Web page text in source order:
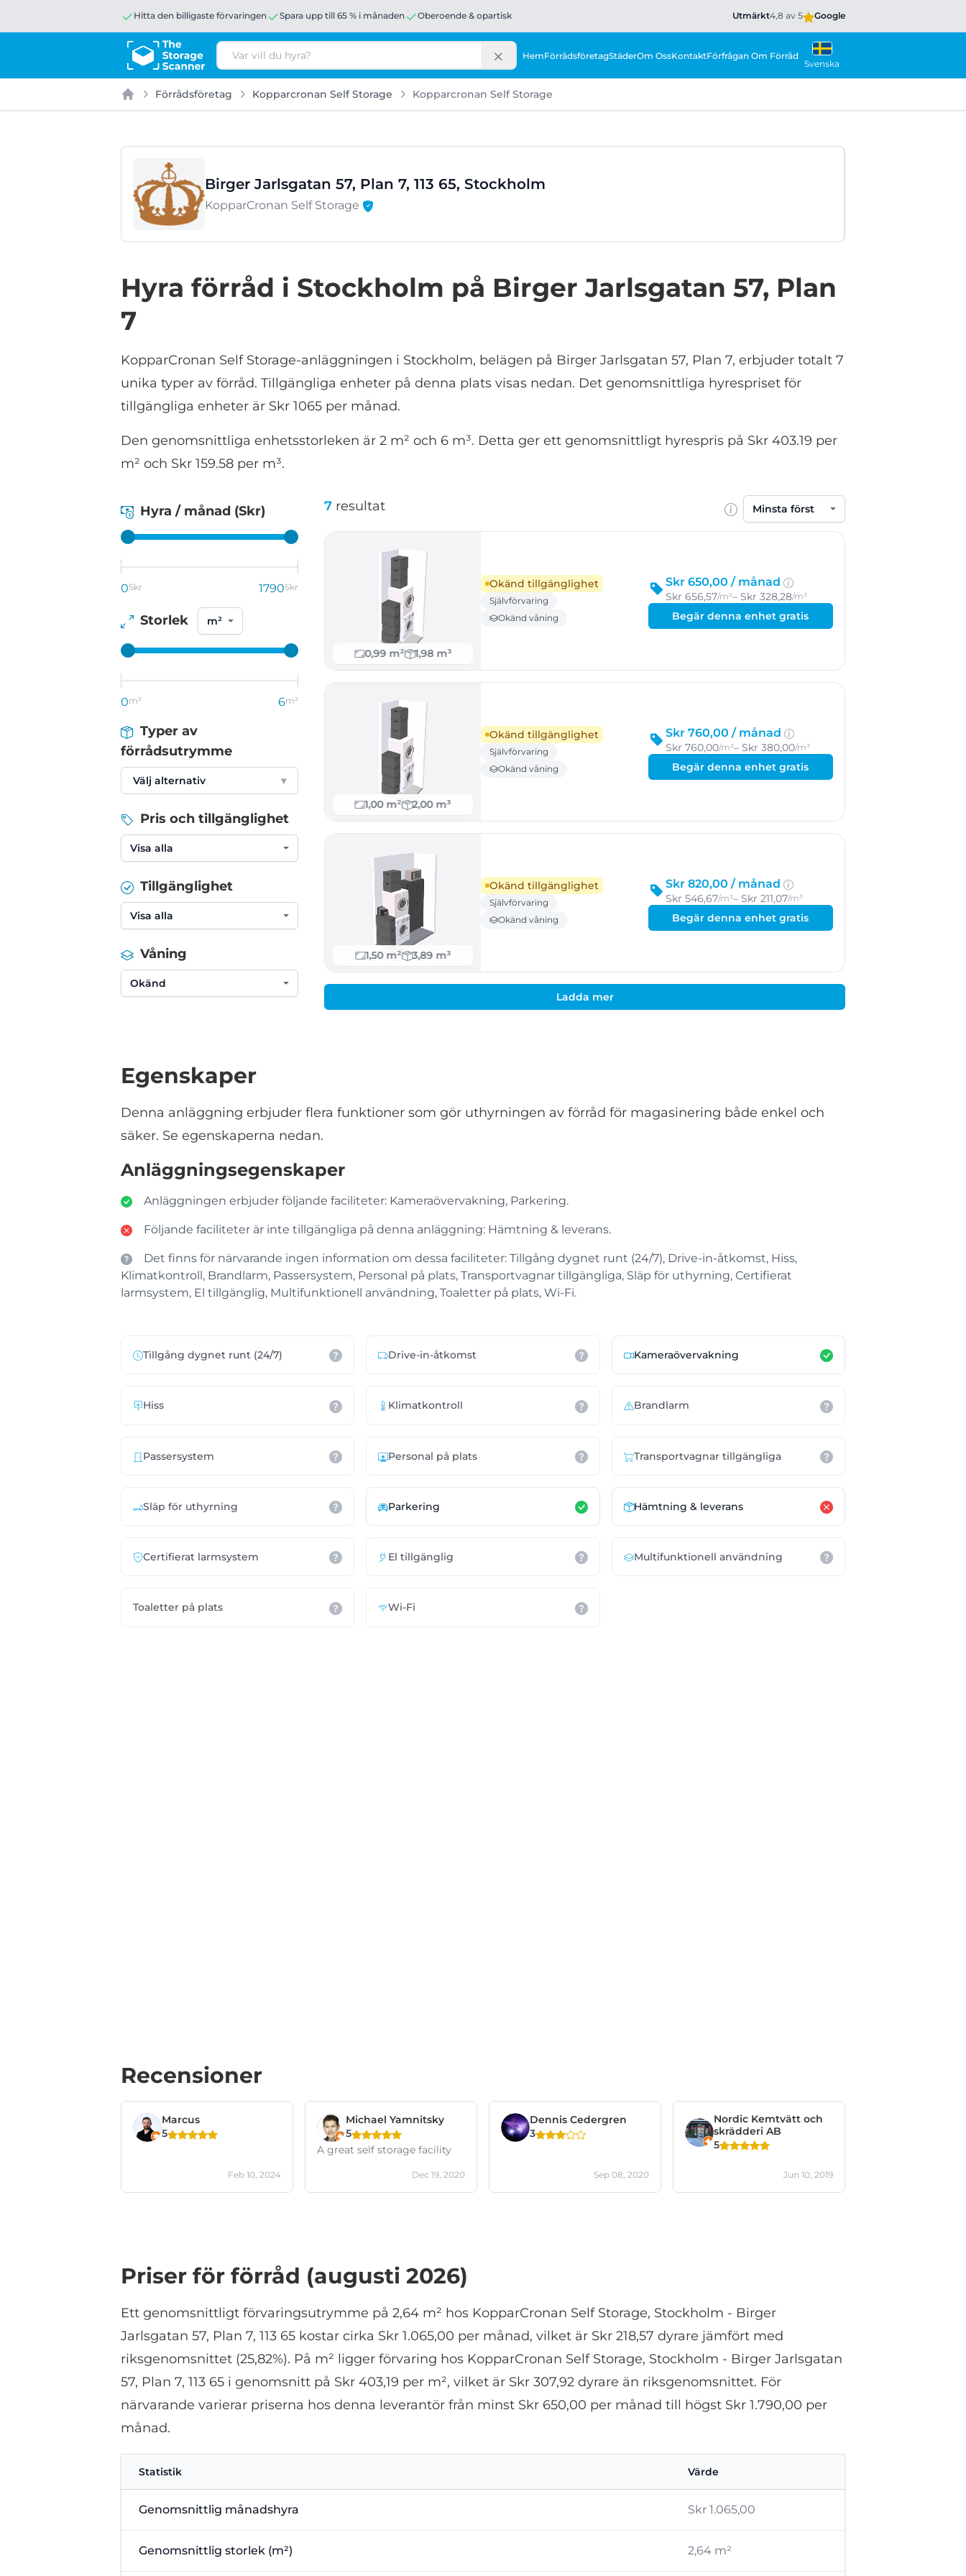
Hitta den billigaste förvaringen Spara upp till 65 % i månaden Oberoende & opartisk Utmärkt4,8 av 5 Google
Sök HemFörrådsföretagStäderOm OssKontaktFörfrågan Om Förråd
Svenska
Hem
Förrådsföretag Kopparcronan Self Storage Kopparcronan Self Storage
Birger Jarlsgatan 57, Plan 7, 113 65, Stockholm
KopparCronan Self Storage
Hyra förråd i Stockholm på Birger Jarlsgatan 57, Plan
7
KopparCronan Self Storage-anläggningen i Stockholm, belägen på Birger Jarlsgatan 57, Plan 7, erbjuder totalt 7
unika typer av förråd. Tillgängliga enheter på denna plats visas nedan. Det genomsnittliga hyrespriset för
tillgängliga enheter är Skr 1065 per månad.
Den genomsnittliga enhetsstorleken är 2 m² och 6 m³. Detta ger ett genomsnittligt hyrespris på Skr 403.19 per
m² och Skr 159.58 per m³.
7 resultat
Sortera efter
0,99 m² 1,98 m³
Okänd tillgänglighet
Självförvaring
Okänd våning
Skr 650,00 / månad
Skr 656,57/m²– Skr 328,28/m³
Begär denna enhet gratis
1,00 m² 2,00 m³
Okänd tillgänglighet
Självförvaring
Okänd våning
Skr 760,00 / månad
Skr 760,00/m²– Skr 380,00/m³
Begär denna enhet gratis
1,50 m² 3,89 m³
Okänd tillgänglighet
Självförvaring
Okänd våning
Skr 820,00 / månad
Skr 546,67/m²– Skr 211,07/m³
Begär denna enhet gratis
Ladda mer
Hyra / månad (Skr)
0Skr 1790Skr
Storlek
0m² 6m²
Typer av
förrådsutrymme
Välj alternativ ▾
Pris och tillgänglighet
Tillgänglighet
Våning
Egenskaper
Denna anläggning erbjuder flera funktioner som gör uthyrningen av förråd för magasinering både enkel och
säker. Se egenskaperna nedan.
Anläggningsegenskaper
Anläggningen erbjuder följande faciliteter: Kameraövervakning, Parkering.
Följande faciliteter är inte tillgängliga på denna anläggning: Hämtning & leverans.
Det finns för närvarande ingen information om dessa faciliteter: Tillgång dygnet runt (24/7), Drive-in-åtkomst, Hiss,
Klimatkontroll, Brandlarm, Passersystem, Personal på plats, Transportvagnar tillgängliga, Släp för uthyrning, Certifierat
larmsystem, El tillgänglig, Multifunktionell användning, Toaletter på plats, Wi-Fi.
Tillgång dygnet runt (24/7) Drive-in-åtkomst Kameraövervakning
Hiss Klimatkontroll Brandlarm
Passersystem Personal på plats Transportvagnar tillgängliga
Släp för uthyrning Parkering Hämtning & leverans
Certifierat larmsystem El tillgänglig Multifunktionell användning
Toaletter på plats Wi-Fi
Recensioner
Marcus
5
Feb 10, 2024
Michael Yamnitsky
5
A great self storage facility
Dec 19, 2020
Dennis Cedergren
3
Sep 08, 2020
Nordic Kemtvätt och
skrädderi AB
5
Jun 10, 2019
Priser för förråd (augusti 2026)
Ett genomsnittligt förvaringsutrymme på 2,64 m² hos KopparCronan Self Storage, Stockholm - Birger
Jarlsgatan 57, Plan 7, 113 65 kostar cirka Skr 1.065,00 per månad, vilket är Skr 218,57 dyrare jämfört med
riksgenomsnittet (25,82%). På m² ligger förvaring hos KopparCronan Self Storage, Stockholm - Birger Jarlsgatan
57, Plan 7, 113 65 i genomsnitt på Skr 403,19 per m², vilket är Skr 307,92 dyrare än riksgenomsnittet. För
närvarande varierar priserna hos denna leverantör från minst Skr 650,00 per månad till högst Skr 1.790,00 per
månad.
Statistik Värde
Genomsnittlig månadshyra Skr 1.065,00
Genomsnittlig storlek (m²) 2,64 m²